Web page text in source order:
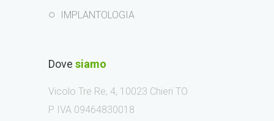
IMPLANTOLOGIA
Dove siamo
Vicolo Tre Re, 4, 10023 Chieri TO
P IVA 09464830018